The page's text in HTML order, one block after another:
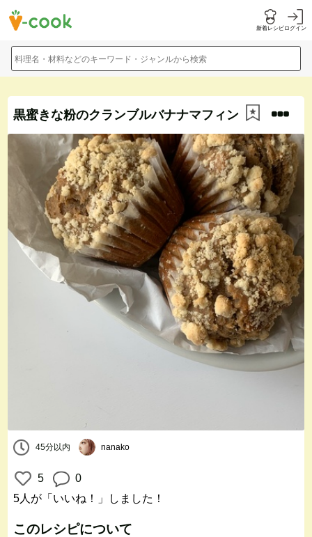
新着レシピログイン
料理名・材料などのキーワード・ジャンルから検索
黒蜜きな粉のクランブルバナナマフィン
45分以内 nanako
5
0
5人 が「いいね！」しました！
このレシピについて